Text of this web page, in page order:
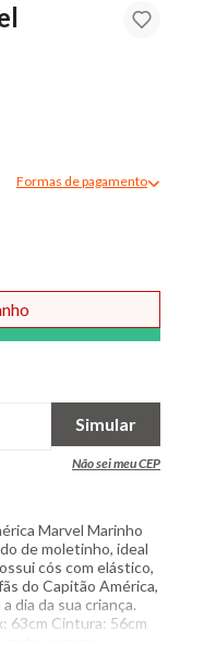
Formas de pagamento
Simular
Não sei meu CEP
Marvel Marinho
de moletinho, ideal
cós com elástico,
do Capitão América,
dia da sua criança.
63cm Cintura: 56cm
peça no